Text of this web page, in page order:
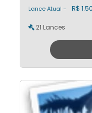
Lance Atual - R$
21 Lances